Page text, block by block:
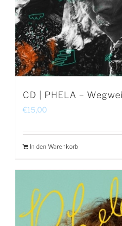
CD | PHELA –
€15,00
In den Warenkorb